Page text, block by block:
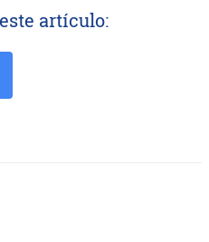
artículo: